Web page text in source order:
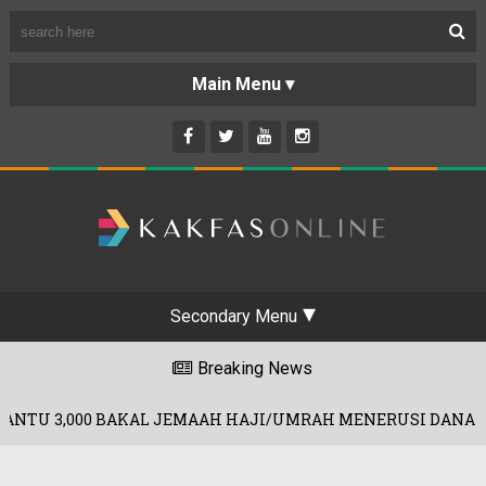
Secondary Menu
Breaking News
HAJI/UMRAH MENERUSI DANA RM60 JUTA!